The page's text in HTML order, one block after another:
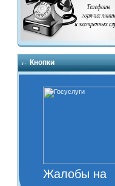
Кнопки
Жалобы на